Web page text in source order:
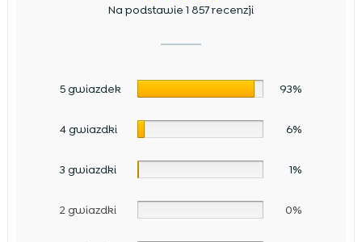
Na podstawie 1 857 recenzji
5 gwiazdek 93%
4 gwiazdki 6%
3 gwiazdki 1%
2 gwiazdki 0%